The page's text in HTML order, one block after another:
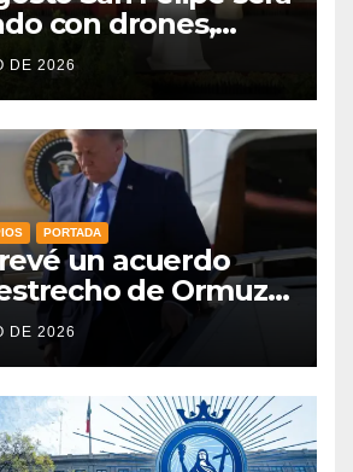
con drones,
de la Jornada
la que se suma
DE 2026
PORTADA
un acuerdo
de Ormuz
semana
DE 2026